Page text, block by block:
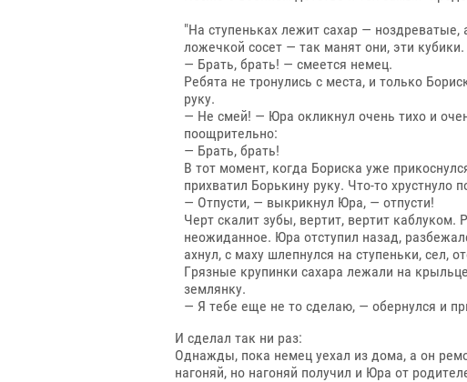
"На ступеньках лежит сахар —
ложечкой сосет — так манят они, эти кубики.
— Брать, брать! — смеется немец.
Ребята не тронулись с места, и только
руку.
— Не смей! — Юра окликнул очень тихо и
поощрительно:
— Брать, брать!
В тот момент, когда Бориска уже
прихватил Борькину руку. Что-то хрустнуло
— Отпусти, — выкрикнул Юра, — отпусти!
Черт скалит зубы, вертит, вертит каблуком.
неожиданное. Юра отступил назад,
ахнул, с маху шлепнулся на ступеньки, сел,
Грязные крупинки сахара лежали на
землянку.
— Я тебе еще не то сделаю, — обернулся и
И сделал так ни раз:
Однажды, пока немец уехал из дома, а он
нагоняй, но нагоняй получил и Юра от